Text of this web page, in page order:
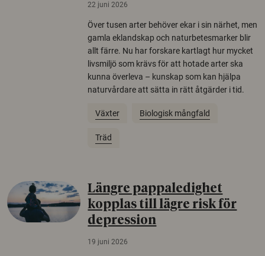
22 juni 2026
Över tusen arter behöver ekar i sin närhet, men
gamla eklandskap och naturbetesmarker blir
allt färre. Nu har forskare kartlagt hur mycket
livsmiljö som krävs för att hotade arter ska
kunna överleva – kunskap som kan hjälpa
naturvårdare att sätta in rätt åtgärder i tid.
Växter Biologisk mångfald
Träd
Längre pappaledighet
kopplas till lägre risk för
depression
19 juni 2026